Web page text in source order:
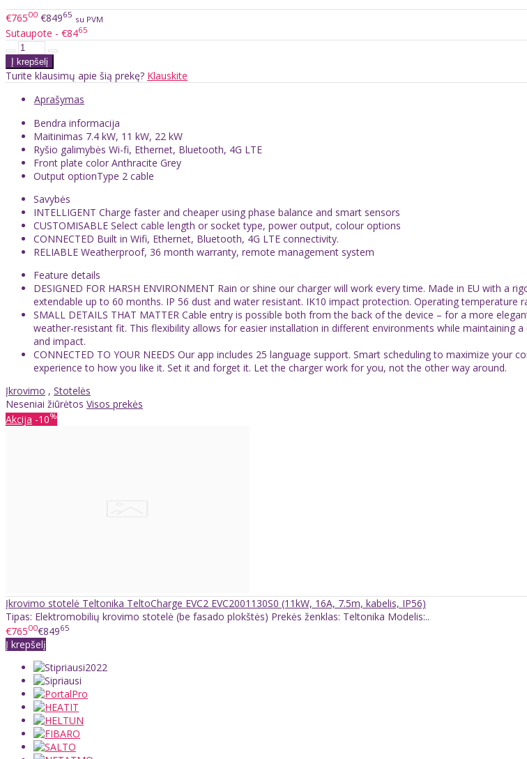
€76500 €84965 su PVM
Sutaupote - €8465
Turite klausimų apie šią prekę? Klauskite
Aprašymas
Bendra informacija
Maitinimas 7.4 kW, 11 kW, 22 kW
Ryšio galimybės Wi-fi, Ethernet, Bluetooth, 4G LTE
Front plate color Anthracite Grey
Output optionType 2 cable
Savybės
INTELLIGENT Charge faster and cheaper using phase balance and smart sensors
CUSTOMISABLE Select cable length or socket type, power output, colour options
CONNECTED Built in Wifi, Ethernet, Bluetooth, 4G LTE connectivity.
RELIABLE Weatherproof, 36 month warranty, remote management system
Feature details
DESIGNED FOR HARSH ENVIRONMENT Rain or shine our charger will work every time. Made in EU with
extendable up to 60 months. IP 56 dust and water resistant. IK10 impact protection. Operating temperature
SMALL DETAILS THAT MATTER Cable entry is possible both from the back of the device – for a more
weather-resistant fit. This flexibility allows for easier installation in different environments while maintaining
and impact.
CONNECTED TO YOUR NEEDS Our app includes 25 language support. Smart scheduling to maximize
experience to how you like it. Set it and forget it. Let the charger work for you, not the other way around.
Įkrovimo , Stotelės
Neseniai žiūrėtos Visos prekės
Akcija -10%
Įkrovimo stotelė Teltonika TeltoCharge EVC2 EVC2001130S0 (11kW, 16A, 7.5m, kabelis, IP56)
Tipas: Elektromobilių krovimo stotelė (be fasado plokštės) Prekės ženklas: Teltonika Modelis:..
€76500€84965
Į krepšelį